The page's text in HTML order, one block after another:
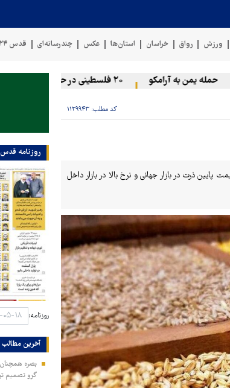
ورزش رواق خراسان استان‌ها عکس چندرسانه‌ای قدس ۲۴
حمله یمن به آرامکو ۲۰ فلسطینی در حملات صهیونیست‌ها و شهرک‌نشینان در کرانه باختری زخمی شدند
کد مطلب: ۱۱۲۹۹۴۳
۱۴۰۴ آغاز می‌شود. با توجه به قیمت پایین ذرت در بازار جهانی و نرخ بالا در بازار داخل
روزنامه قدس
روزنامه:
آخرین مطالب
بصره همچنان
گرو تصمیم